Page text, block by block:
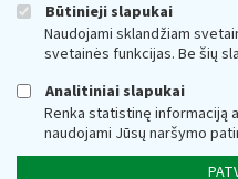
Būtinieji slapukai
Naudojami sklandžiam
svetainės funkcijas. Be šių
Analitiniai slapukai
Renka statistinę informaciją
naudojami Jūsų naršymo